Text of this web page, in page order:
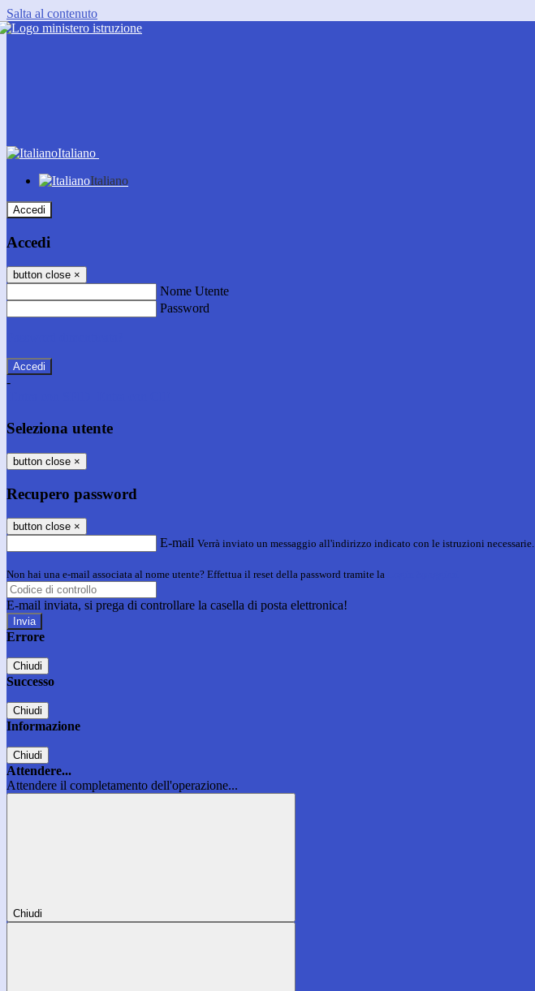
Salta al contenuto
Italiano
Italiano
Accedi
Accedi
button close ×
Nome Utente
Password
-
Seleziona utente
button close ×
Recupero password
button close ×
E-mail Verrà inviato un messaggio all'indirizzo indicato con le istruzioni necessarie.
Non hai una e-mail associata al nome utente? Effettua il reset della password tramite la
E-mail inviata, si prega di controllare la casella di posta elettronica!
Errore
Chiudi
Successo
Chiudi
Informazione
Chiudi
Attendere...
Attendere il completamento dell'operazione...
Chiudi